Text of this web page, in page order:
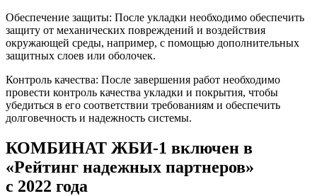
Обеспечение защиты: После укладки необходимо обеспечить
защиту от механических повреждений и воздействия
окружающей среды, например, с помощью дополнительных
защитных слоев или оболочек.
Контроль качества: После завершения работ необходимо
провести контроль качества укладки и покрытия, чтобы
убедиться в его соответствии требованиям и обеспечить
долговечность и надежность системы.
КОМБИНАТ ЖБИ-1 включен в
«Рейтинг надежных партнеров»
с 2022 года